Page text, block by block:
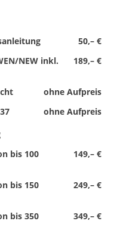
50,– €
189,– €
NEW inkl.
ohne Aufpreis
ohne Aufpreis
149,– €
bis 100
249,– €
bis 150
349,– €
bis 350